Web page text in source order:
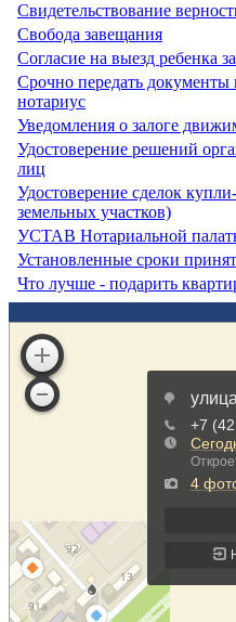
Свидетельствование
Свобода завещания
Согласие на выезд ребенка
Срочно передать
нотариус
Уведомления о залоге
Удостоверение решений
лиц
Удостоверение сделок
земельных участков)
УСТАВ Нотариальной
Установленные сроки
Что лучше - подарить